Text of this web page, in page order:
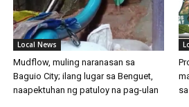
Local News
Mudflow, muling naranasan sa
Baguio City; ilang lugar sa Benguet,
naapektuhan ng patuloy na pag-ulan